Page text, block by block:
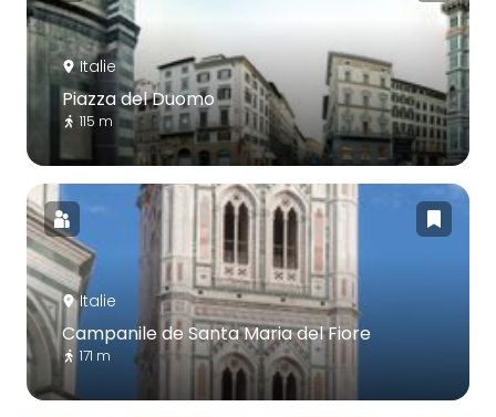
Italie
Piazza del Duomo
115 m
Italie
Campanile de Santa Maria del Fiore
171 m